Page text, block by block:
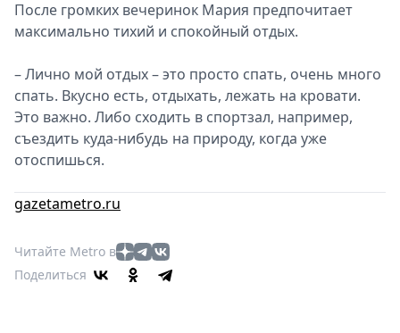
После громких вечеринок Мария предпочитает
максимально тихий и спокойный отдых.
– Лично мой отдых – это просто спать, очень много
спать. Вкусно есть, отдыхать, лежать на кровати.
Это важно. Либо сходить в спортзал, например,
съездить куда-нибудь на природу, когда уже
отоспишься.
gazetametro.ru
Читайте Metro в
Поделиться